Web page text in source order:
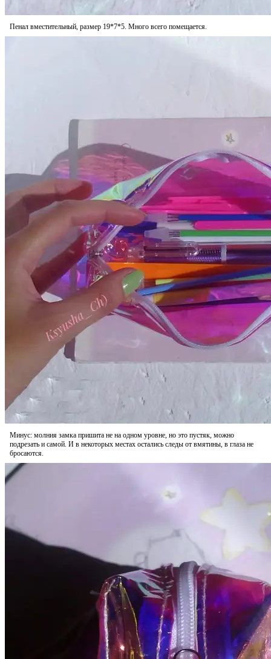
Пенал вместительный, размер 19*7*5. Много всего помещается.
Минус: молния замка пришита не на одном уровне, но это пустяк, можно
подрезать и самой. И в некоторых местах остались следы от вмятины, в глаза не
бросаются.